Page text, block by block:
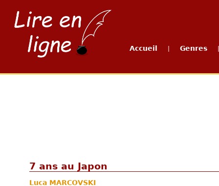
Accueil Genres
7 ans au Japon
Luca MARCOVSKI